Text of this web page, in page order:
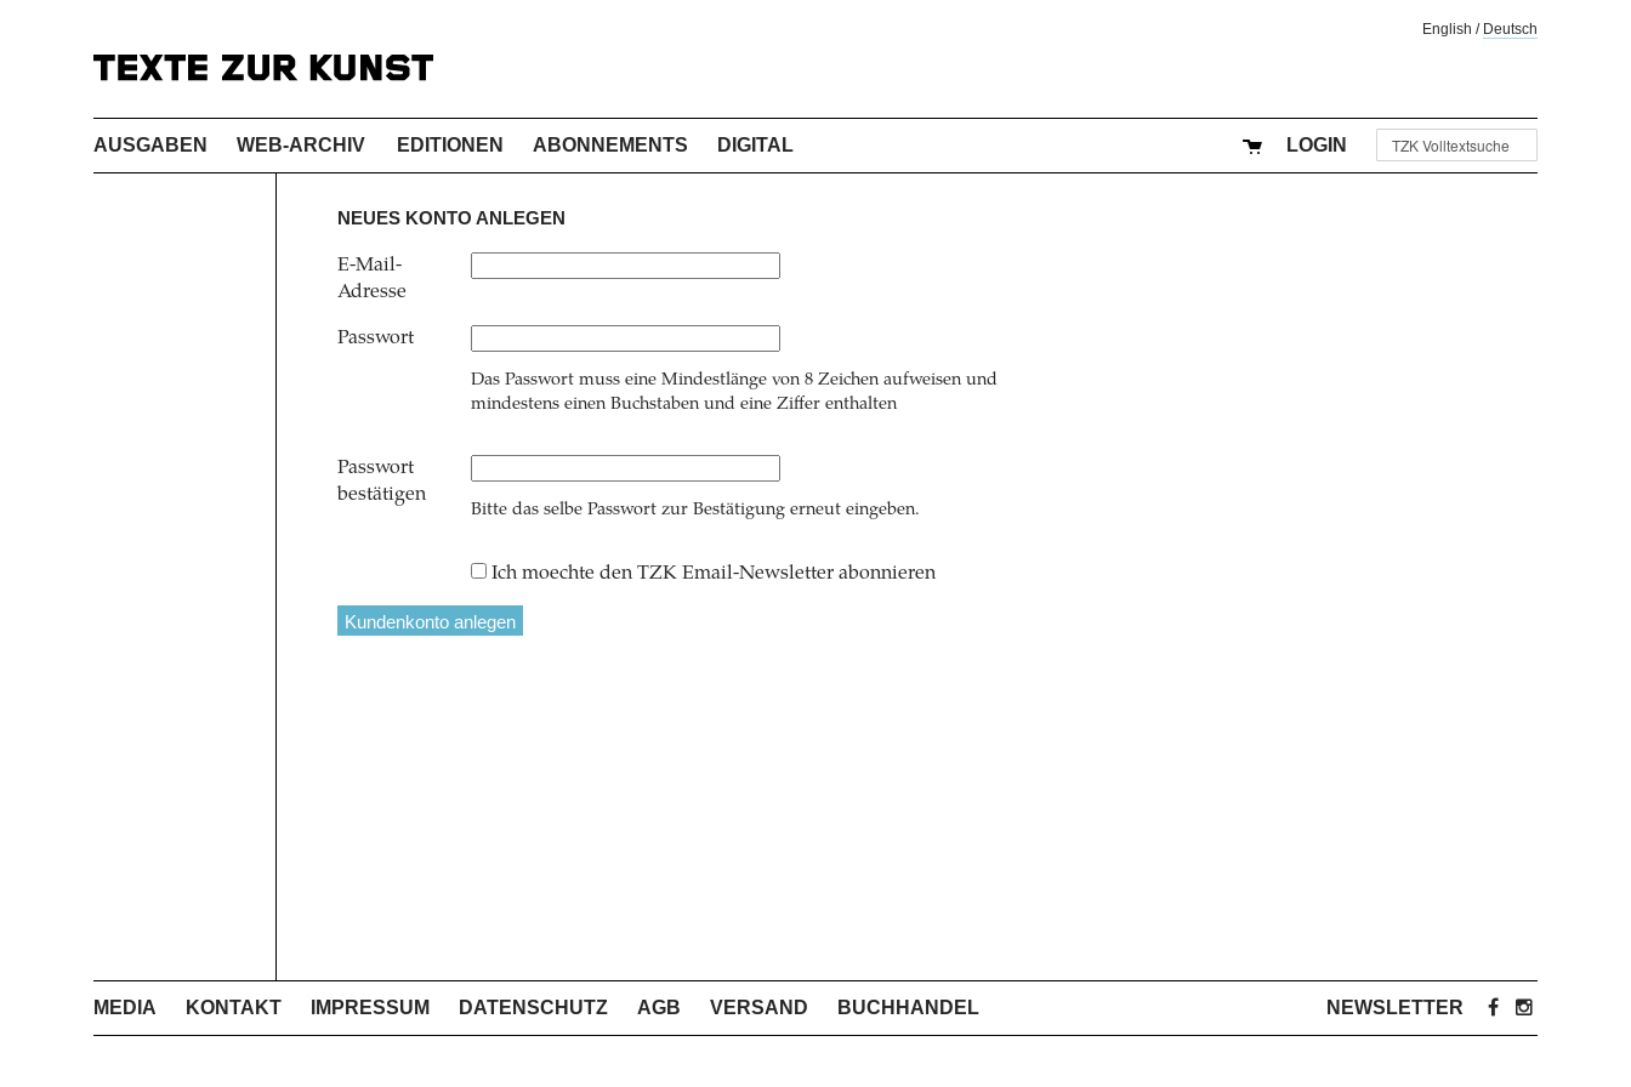
English / Deutsch
AUSGABEN WEB-ARCHIV EDITIONEN ABONNEMENTS DIGITAL LOGIN
NEUES KONTO ANLEGEN
E-Mail-
Adresse
Passwort
Das Passwort muss eine Mindestlänge von 8 Zeichen aufweisen und
mindestens einen Buchstaben und eine Ziffer enthalten
Passwort
bestätigen
Bitte das selbe Passwort zur Bestätigung erneut eingeben.
Ich moechte den TZK Email-Newsletter abonnieren
MEDIA KONTAKT IMPRESSUM DATENSCHUTZ AGB VERSAND BUCHHANDEL NEWSLETTER